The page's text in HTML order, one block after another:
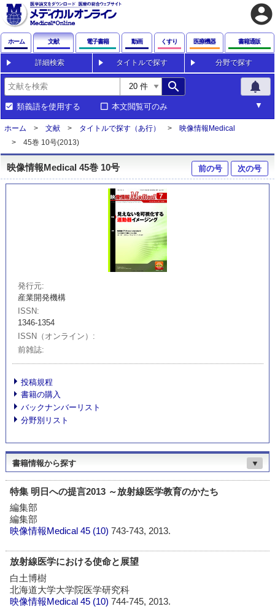
account_circle
ホーム 文献 電子書籍 動画 くすり 医療機器 書籍通販
詳細検索 タイトルで探す 分野で探す
search notifications
類義語を使用する 本文閲覧可のみ
ホーム 文献 タイトルで探す（あ行）
映像情報Medical
45巻 10号(2013)
映像情報Medical 45巻 10号 前の号 次の号
発行元
産業開発機構
ISSN
1346-1354
ISSN（オンライン）
前雑誌
投稿規程
書籍の購入
バックナンバーリスト
分野別リスト
書籍情報から探す ▼
特集 明日への提言2013 ～放射線医学教育のかたち
編集部
編集部
映像情報Medical 45 (10)743-743, 2013.
放射線医学における使命と展望
白土博樹
北海道大学大学院医学研究科
映像情報Medical 45 (10)744-745, 2013.